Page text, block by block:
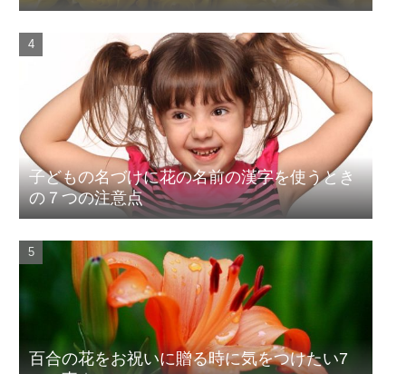
子どもの名づけに花の名前の漢字を使うとき
の７つの注意点
百合の花をお祝いに贈る時に気をつけたい7